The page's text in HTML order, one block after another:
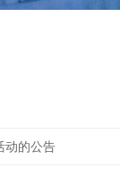
动的公告